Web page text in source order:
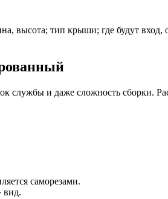
высота; тип крыши; где будут
службы и даже сложность сборки.
саморезами.
вид.